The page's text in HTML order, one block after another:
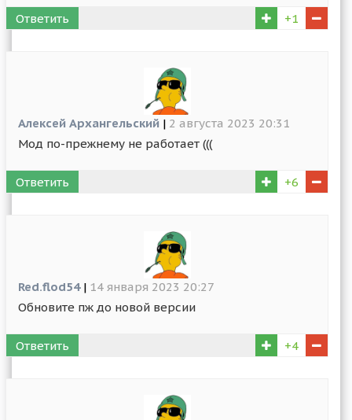
Ответить +1
Алексей Архангельский | 2 августа 2023 20:31
Мод по-прежнему не работает (((
Ответить +6
Red.flod54| 14 января 2023 20:27
Обновите пж до новой версии
Ответить +4